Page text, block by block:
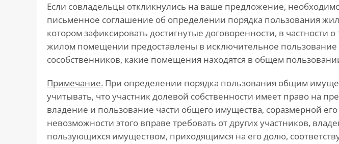
Если совладельцы откликнулись на ваше предложение,
письменное соглашение об определении порядка пользования
котором зафиксировать достигнутые договоренности, в частности
жилом помещении предоставлены в исключительное пользование
сособственников, какие помещения находятся в общем
Примечание. При определении порядка пользования общим
учитывать, что участник долевой собственности имеет право на
владение и пользование части общего имущества, соразмерной
невозможности этого вправе требовать от других участников,
пользующихся имуществом, приходящимся на его долю,